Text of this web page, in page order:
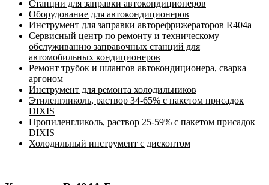
Станции для заправки автокондиционеров
Оборудование для автокондиционеров
Инструмент для заправки авторефрижераторов R404a
Сервисный центр по ремонту и техническому
обслуживанию заправочных станций для
автомобильных кондиционеров
Ремонт трубок и шлангов автокондиционера, сварка
аргоном
Инструмент для ремонта холодильников
Этиленгликоль, раствор 34-65% с пакетом присадок
DIXIS
Пропиленгликоль, раствор 25-59% с пакетом присадок
DIXIS
Холодильный инструмент с дисконтом